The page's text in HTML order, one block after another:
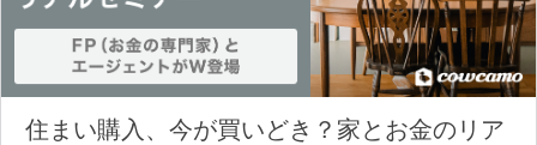
住まい購入、今が買いどき？家とお金のリア